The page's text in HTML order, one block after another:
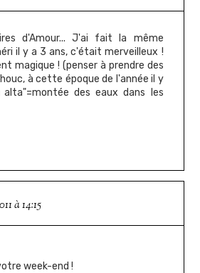
d'Amour... J'ai fait la même
il y a 3 ans, c'était merveilleux !
magique ! (penser à prendre des
à cette époque de l'année il y
des eaux dans les
à 14:15
week-end !